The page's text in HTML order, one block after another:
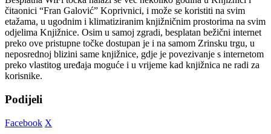
čitaonici “Fran Galović” Koprivnici, i može se koristiti na svim
etažama, u ugodnim i klimatiziranim knjižničnim prostorima na svim
odjelima Knjižnice. Osim u samoj zgradi, besplatan bežični internet
preko ove pristupne točke dostupan je i na samom Zrinsku trgu, u
neposrednoj blizini same knjižnice, gdje je povezivanje s internetom
preko vlastitog uređaja moguće i u vrijeme kad knjižnica ne radi za
korisnike.
Podijeli
Facebook X